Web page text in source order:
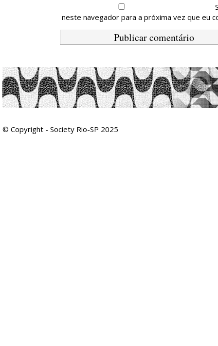
neste navegador para a próxima vez que eu
© Copyright - Society Rio-SP 2025